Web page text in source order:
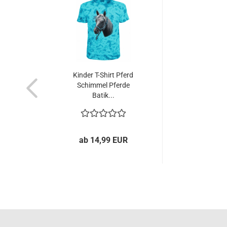
Kinder T-Shirt Pferd
Schimmel Pferde
Batik...
ab 14,99 EUR